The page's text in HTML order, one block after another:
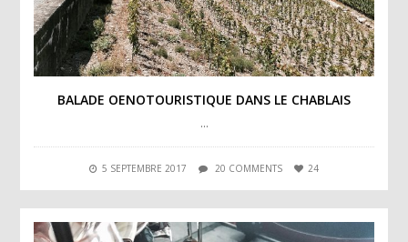
BALADE OENOTOURISTIQUE DANS LE CHABLAIS
…
5 SEPTEMBRE 2017 20 COMMENTS 24